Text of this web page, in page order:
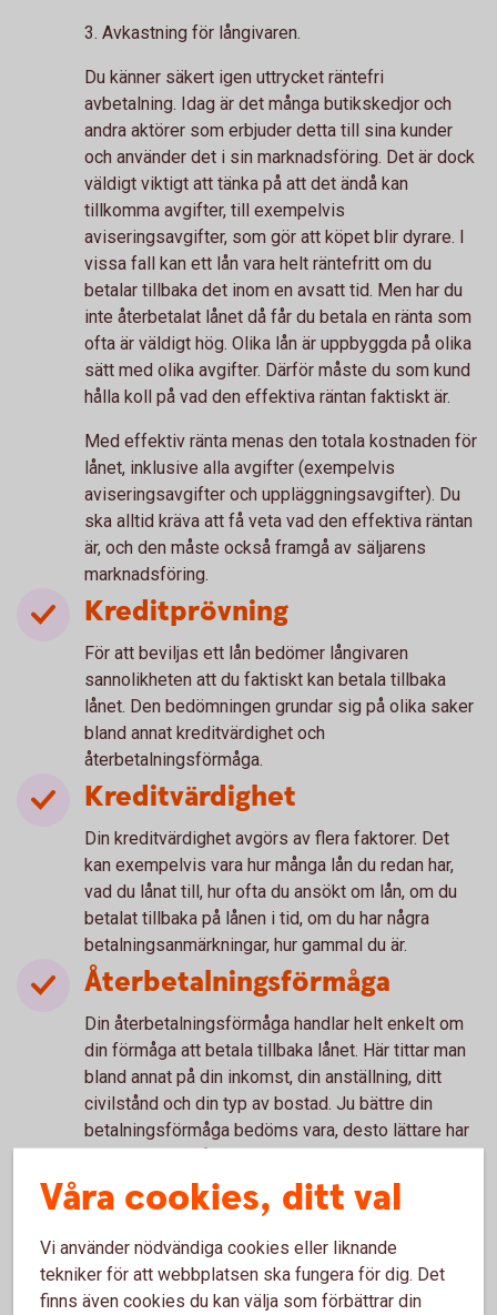
3. Avkastning för långivaren.
Du känner säkert igen uttrycket räntefri
avbetalning. Idag är det många butikskedjor och
andra aktörer som erbjuder detta till sina kunder
och använder det i sin marknadsföring. Det är dock
väldigt viktigt att tänka på att det ändå kan
tillkomma avgifter, till exempelvis
aviseringsavgifter, som gör att köpet blir dyrare. I
vissa fall kan ett lån vara helt räntefritt om du
betalar tillbaka det inom en avsatt tid. Men har du
inte återbetalat lånet då får du betala en ränta som
ofta är väldigt hög. Olika lån är uppbyggda på olika
sätt med olika avgifter. Därför måste du som kund
hålla koll på vad den effektiva räntan faktiskt är.
Med effektiv ränta menas den totala kostnaden för
lånet, inklusive alla avgifter (exempelvis
aviseringsavgifter och uppläggningsavgifter). Du
ska alltid kräva att få veta vad den effektiva räntan
är, och den måste också framgå av säljarens
marknadsföring.
Kreditprövning
För att beviljas ett lån bedömer långivaren
sannolikheten att du faktiskt kan betala tillbaka
lånet. Den bedömningen grundar sig på olika saker
bland annat kreditvärdighet och
återbetalningsförmåga.
Kreditvärdighet
Din kreditvärdighet avgörs av flera faktorer. Det
kan exempelvis vara hur många lån du redan har,
vad du lånat till, hur ofta du ansökt om lån, om du
betalat tillbaka på lånen i tid, om du har några
betalningsanmärkningar, hur gammal du är.
Återbetalningsförmåga
Din återbetalningsförmåga handlar helt enkelt om
din förmåga att betala tillbaka lånet. Här tittar man
bland annat på din inkomst, din anställning, ditt
civilstånd och din typ av bostad. Ju bättre din
betalningsförmåga bedöms vara, desto lättare har
Kreditupplysning
För att kontrollera ovanstående och att du har
möjlighet att betala räntor och amorteringar på ditt
lån måste långivaren ta en kreditupplysning. Det
Våra cookies, ditt val
Vi använder nödvändiga cookies eller liknande
tekniker för att webbplatsen ska fungera för dig. Det
finns även cookies du kan välja som förbättrar din